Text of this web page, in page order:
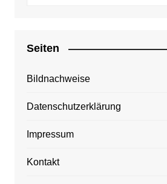
Seiten
Bildnachweise
Datenschutzerklärung
Impressum
Kontakt